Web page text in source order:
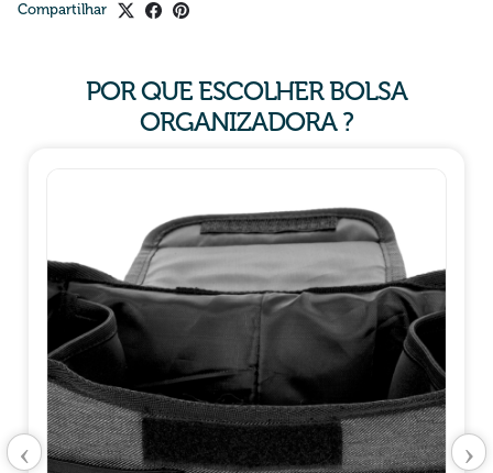
Compartilhar
POR QUE ESCOLHER BOLSA
ORGANIZADORA ?
‹ ›